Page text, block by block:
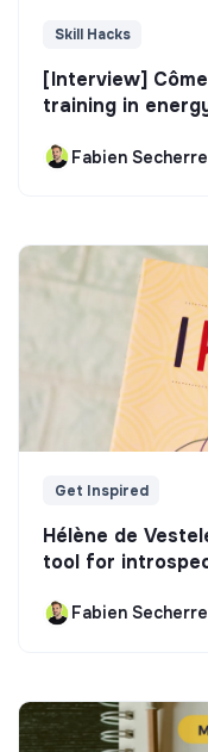
Skill Hacks
[Interview]
training in
Fabien Secherre
Get Inspired
Hélène de
tool for
Fabien Secherre